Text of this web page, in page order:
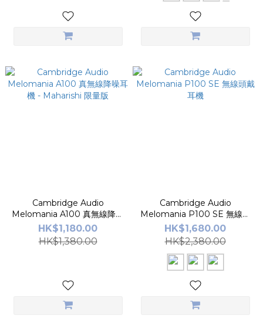
Cambridge Audio
Melomania A100 真無線降噪
耳機 - Maharishi 限量版
HK$1,180.00
HK$1,380.00
Cambridge Audio
Melomania P100 SE 無線頭
戴耳機
HK$1,680.00
HK$2,380.00